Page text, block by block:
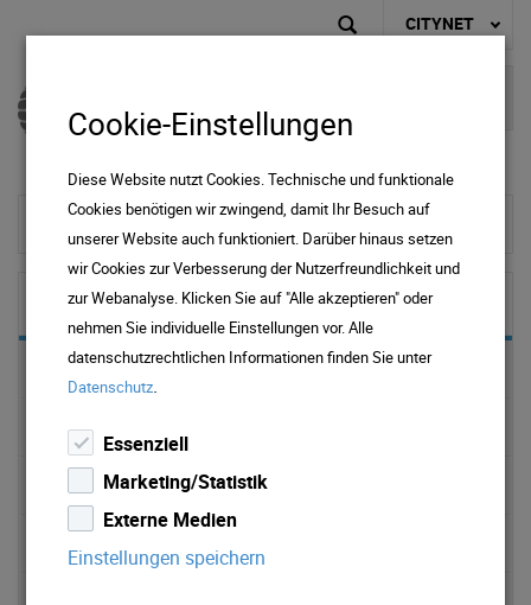
CITYNET
Über Uns
Versorgungsgebiet Regional
Carrier Netzwerk
Internet Backbone
Cookie-Einstellungen
Diese Website nutzt Cookies. Technische und funktionale
Cookies benötigen wir zwingend, damit Ihr Besuch auf
unserer Website auch funktioniert. Darüber hinaus setzen
wir Cookies zur Verbesserung der Nutzerfreundlichkeit und
zur Webanalyse. Klicken Sie auf "Alle akzeptieren" oder
nehmen Sie individuelle Einstellungen vor. Alle
datenschutzrechtlichen Informationen finden Sie unter
Datenschutz.
Essenziell
Marketing/Statistik
Externe Medien
Einstellungen speichern